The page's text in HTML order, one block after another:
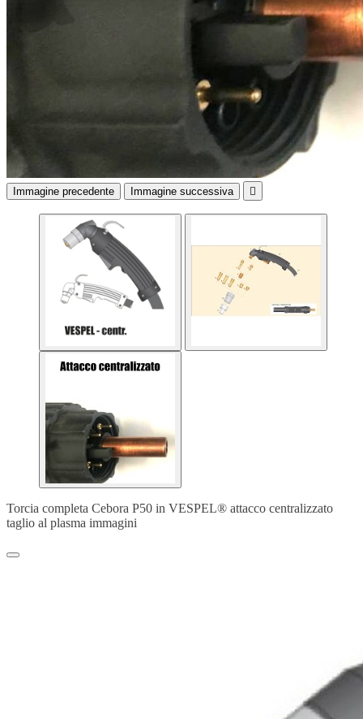
Immagine precedente Immagine successiva 
Torcia completa Cebora P50 in VESPEL® attacco centralizzato
taglio al plasma immagini